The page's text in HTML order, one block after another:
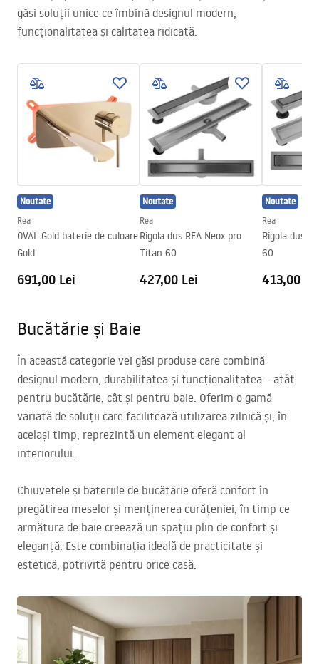
găsi soluții unice ce îmbină designul modern,
funcționalitatea și calitatea ridicată.
Noutate
Rea
OVAL Gold baterie de culoare
Gold
691,00 Lei
Noutate
Rea
Rigola dus REA Neox pro
Titan 60
427,00 Lei
Noutate
Rea
Rigola dus
60
413,00
Bucătărie și Baie
În această categorie vei găsi produse care combină
designul modern, durabilitatea și funcționalitatea – atât
pentru bucătărie, cât și pentru baie. Oferim o gamă
variată de soluții care facilitează utilizarea zilnică și, în
același timp, reprezintă un element elegant al
interiorului.
Chiuvetele și bateriile de bucătărie oferă confort în
pregătirea meselor și menținerea curățeniei, în timp ce
armătura de baie creează un spațiu plin de confort și
eleganță. Este combinația ideală de practicitate și
estetică, potrivită pentru orice casă.